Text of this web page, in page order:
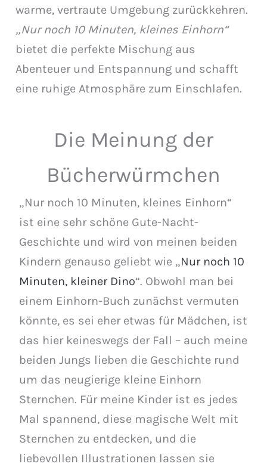
warme, vertraute Umgebung zurückkehren.
„Nur noch 10 Minuten, kleines Einhorn“
bietet die perfekte Mischung aus
Abenteuer und Entspannung und schafft
eine ruhige Atmosphäre zum Einschlafen.
Die Meinung der
Bücherwürmchen
„Nur noch 10 Minuten, kleines Einhorn“
ist eine sehr schöne Gute-Nacht-
Geschichte und wird von meinen beiden
Kindern genauso geliebt wie „Nur noch 10
Minuten, kleiner Dino“. Obwohl man bei
einem Einhorn-Buch zunächst vermuten
könnte, es sei eher etwas für Mädchen, ist
das hier keineswegs der Fall – auch meine
beiden Jungs lieben die Geschichte rund
um das neugierige kleine Einhorn
Sternchen. Für meine Kinder ist es jedes
Mal spannend, diese magische Welt mit
Sternchen zu entdecken, und die
liebevollen Illustrationen lassen sie